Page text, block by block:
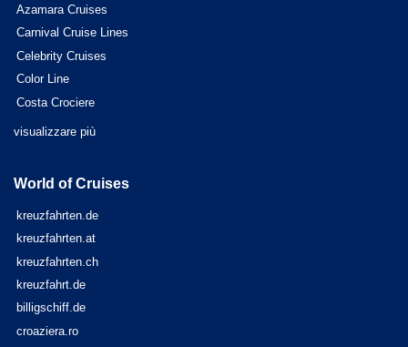
Azamara Cruises
Carnival Cruise Lines
Celebrity Cruises
Color Line
Costa Crociere
visualizzare più
World of Cruises
kreuzfahrten.de
kreuzfahrten.at
kreuzfahrten.ch
kreuzfahrt.de
billigschiff.de
croaziera.ro